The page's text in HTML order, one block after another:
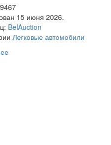
15 июня 2026.
BelAuction
Легковые автомобили